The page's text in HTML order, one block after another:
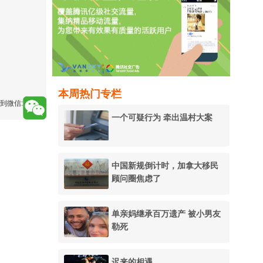
本周热门专栏
一个可疑行为 牵出温村大案
中国新规倒计时，加拿大移民
顾问圈焦虑了
单亲妈继承百万遗产 被小男友
勒死
微信: